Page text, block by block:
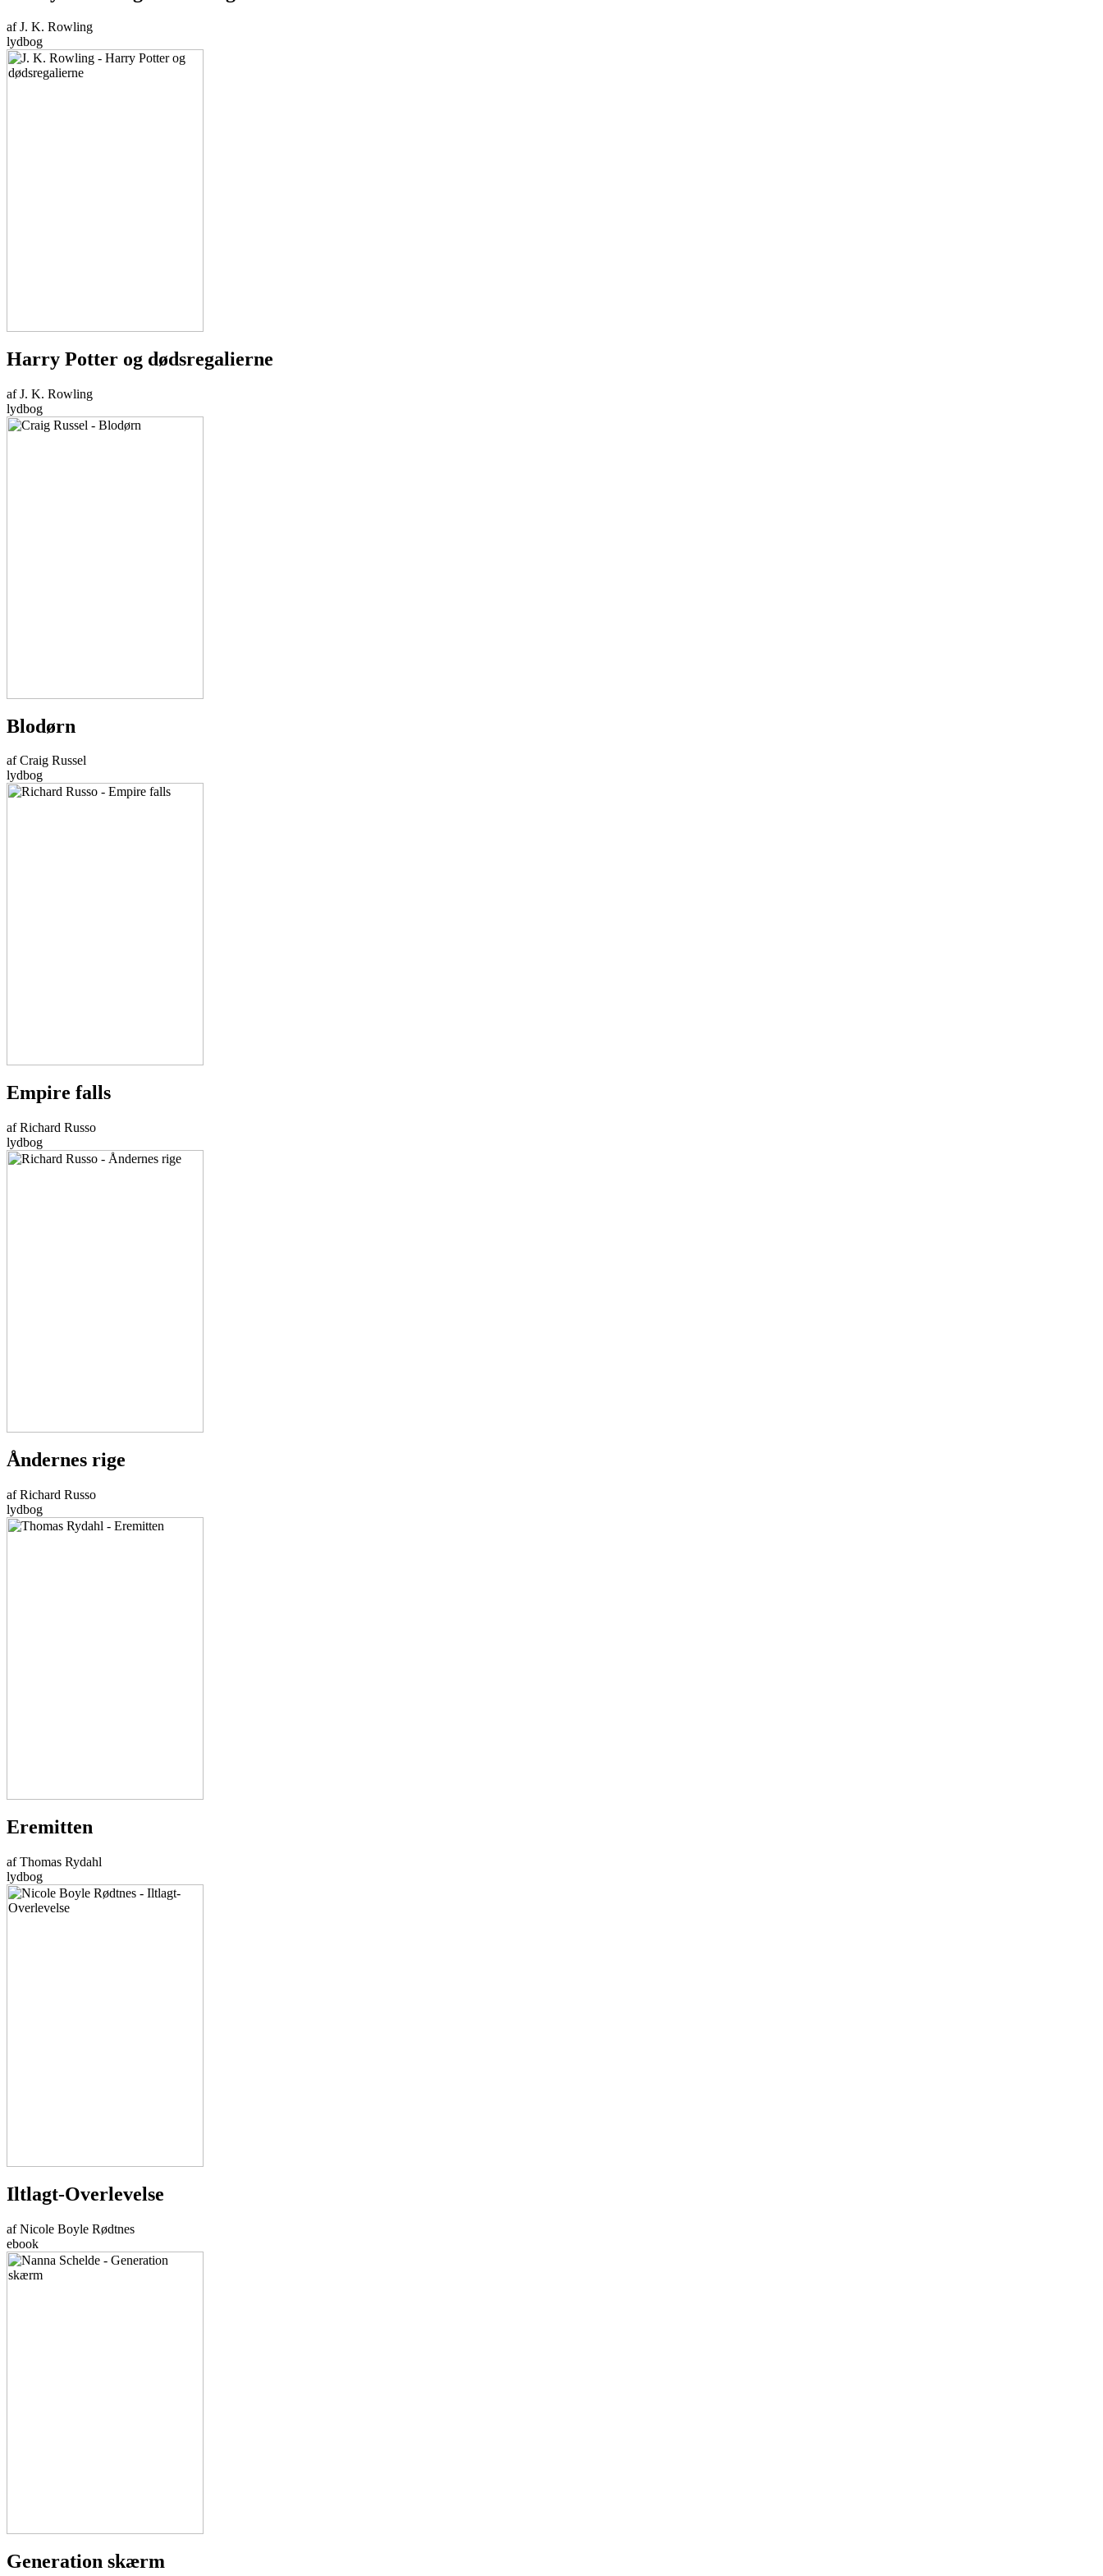
af J. K. Rowling
lydbog
Harry Potter og dødsregalierne
af J. K. Rowling
lydbog
Blodørn
af Craig Russel
lydbog
Empire falls
af Richard Russo
lydbog
Åndernes rige
af Richard Russo
lydbog
Eremitten
af Thomas Rydahl
lydbog
Iltlagt-Overlevelse
af Nicole Boyle Rødtnes
ebook
Generation skærm